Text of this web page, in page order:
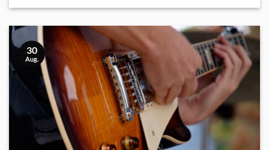
30
Aug.